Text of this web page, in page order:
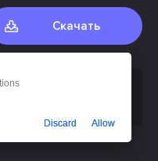
Скачать
Бабаева - Нет души
Discard Allow